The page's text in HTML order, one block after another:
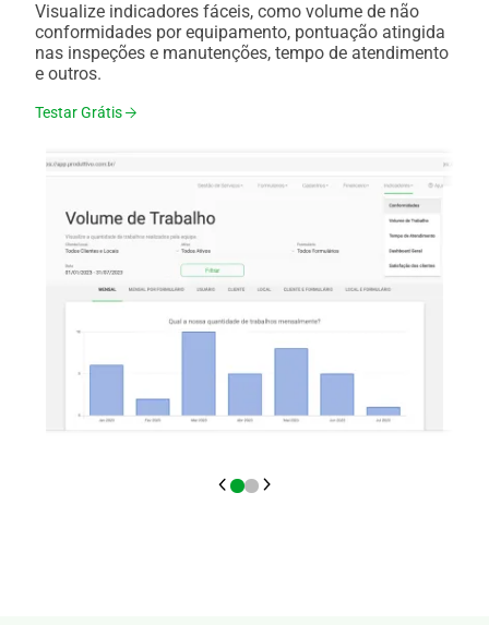
Visualize indicadores fáceis, como volume de não
conformidades por equipamento, pontuação atingida
nas inspeções e manutenções, tempo de atendimento
e outros.
Testar Grátis